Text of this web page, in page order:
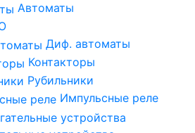
Автоматы
Диф. автоматы
Контакторы
Рубильники
Импульсные реле